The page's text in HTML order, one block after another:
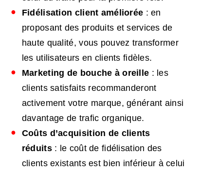
Fidélisation client améliorée : en
proposant des produits et services de
haute qualité, vous pouvez transformer
les utilisateurs en clients fidèles.
Marketing de bouche à oreille : les
clients satisfaits recommanderont
activement votre marque, générant ainsi
davantage de trafic organique.
Coûts d’acquisition de clients
réduits: le coût de fidélisation des
clients existants est bien inférieur à celui